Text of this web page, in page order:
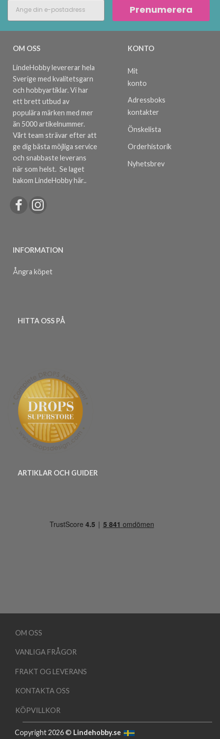
Prenumerera
OM OSS
LindeHobby levererar hela
Sverige med kvalitetsgarn
och hobbyartiklar. Vi har
ett brett utbud av
populära märken med mer
än 5000 artikelnummer.
Vårt team strävar efter att
ge dig bästa möjliga service
och snabbaste leverans
när som helst. Se laget
bakom LindeHobby här..
INFORMATION
Ångra köpet
KONTO
Mit
konto
Adressboks
kontakter
Önskelista
Orderhistorik
Nyhetsbrev
HITTA OSS PÅ
ARTIKLAR OCH GUIDER
OM OSS
VANLIGA FRÅGOR
FRAKT OG LEVERANS
KONTAKTA OSS
KÖPVILLKOR
Copyright 2026 © Lindehobby.se